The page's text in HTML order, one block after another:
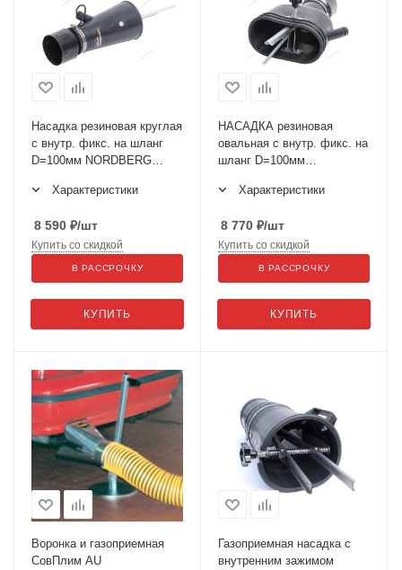
Насадка резиновая круглая
с внутр. фикс. на шланг
D=100мм NORDBERG
Характеристики
8 590 ₽/шт
КУПИТЬ
Купить со скидкой
В РАССРОЧКУ
НАСАДКА резиновая
овальная с внутр. фикс. на
шланг D=100мм
Характеристики
8 770 ₽/шт
КУПИТЬ
Купить со скидкой
В РАССРОЧКУ
Воронка и газоприемная
СовПлим AU
Газоприемная насадка с
внутренним зажимом